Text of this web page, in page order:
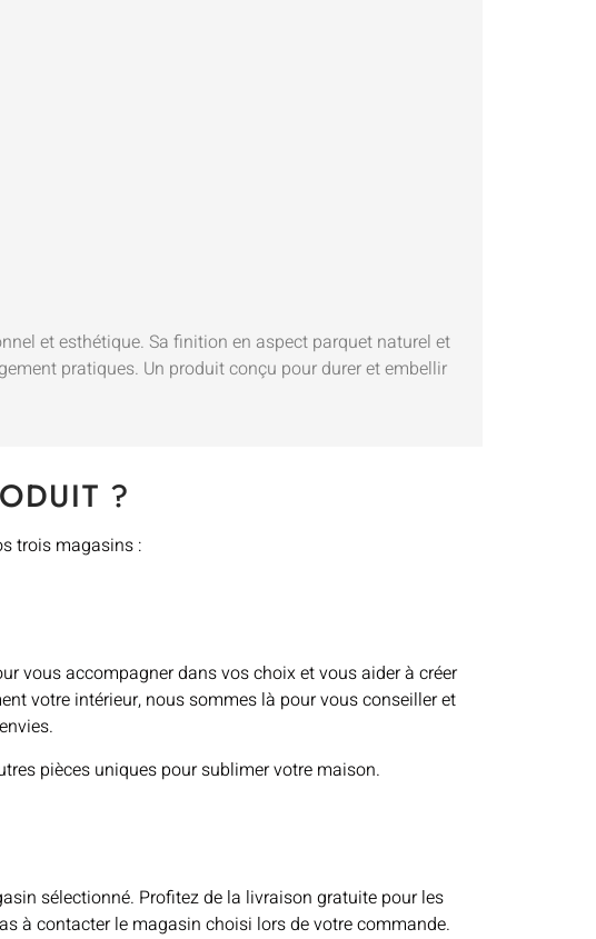
et esthétique. Sa finition en aspect parquet naturel et
pratiques. Un produit conçu pour durer et embellir
?
trois magasins :
vous accompagner dans vos choix et vous aider à créer
votre intérieur, nous sommes là pour vous conseiller et
pièces uniques pour sublimer votre maison.
sélectionné. Profitez de la livraison gratuite pour les
à contacter le magasin choisi lors de votre commande.